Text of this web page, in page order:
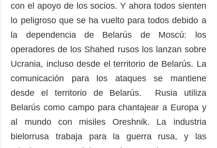
con el apoyo de los socios. Y ahora todos sienten
lo peligroso que se ha vuelto para todos debido a
la dependencia de Belarús de Moscú: los
operadores de los Shahed rusos los lanzan sobre
Ucrania, incluso desde el territorio de Belarús. La
comunicación para los ataques se mantiene
desde el territorio de Belarús. Rusia utiliza
Belarús como campo para chantajear a Europa y
al mundo con misiles Oreshnik. La industria
bielorrusa trabaja para la guerra rusa, y las